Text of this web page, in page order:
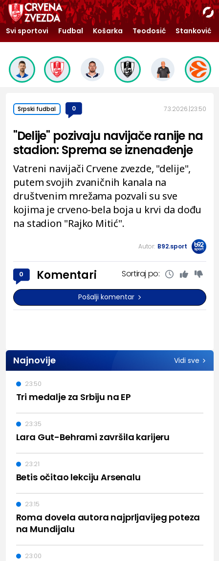
Svi sportovi Fudbal Košarka Teodosić Stanković
Srpski fudbal 0 7.3.2026. 23:50
"Delije" pozivaju navijače ranije na
stadion: Sprema se iznenađenje
Vatreni navijači Crvene zvezde, "delije",
putem svojih zvaničnih kanala na
društvenim mrežama pozvali su sve
kojima je crveno-bela boja u krvi da dođu
na stadion "Rajko Mitić".
Autor: B92.sport
0 Komentari Sortiraj po:
Pošalji komentar
Najnovije Vidi sve
Tri medalje za Srbiju na EP
23:50
Lara Gut-Behrami završila karijeru
23:35
Betis očitao lekciju Arsenalu
23:21
Roma dovela autora najprljavijeg poteza
na Mundijalu
23:15
23:00